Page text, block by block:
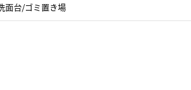
面台/ゴミ置き場